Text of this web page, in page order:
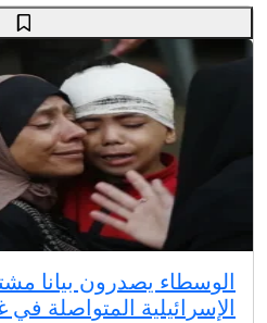
الوسطاء يصدرون بيانا
الإسرائيلية المتواصلة في